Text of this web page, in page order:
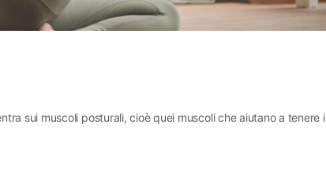
sui muscoli posturali, cioè quei muscoli che aiutano a tenere